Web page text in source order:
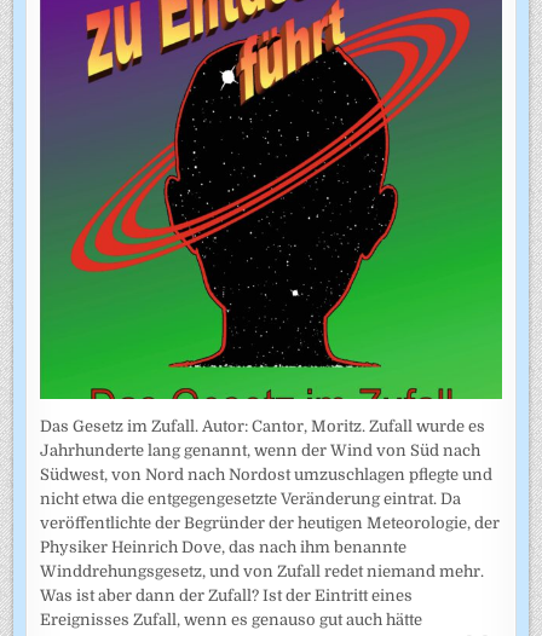
Das Gesetz im Zufall. Autor: Cantor, Moritz. Zufall wurde es
Jahrhunderte lang genannt, wenn der Wind von Süd nach
Südwest, von Nord nach Nordost umzuschlagen pflegte und
nicht etwa die entgegengesetzte Veränderung eintrat. Da
veröffentlichte der Begründer der heutigen Meteorologie, der
Physiker Heinrich Dove, das nach ihm benannte
Winddrehungsgesetz, und von Zufall redet niemand mehr.
Was ist aber dann der Zufall? Ist der Eintritt eines
Ereignisses Zufall, wenn es genauso gut auch hätte